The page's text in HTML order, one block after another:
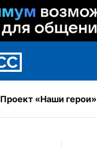
Проект «Наши герои»